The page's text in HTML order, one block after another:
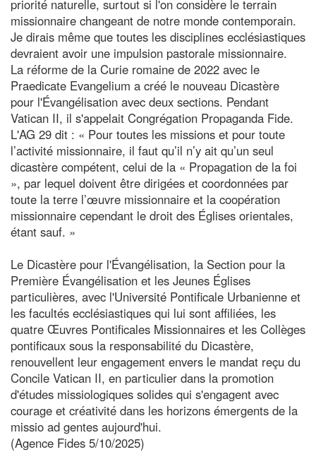
priorité naturelle, surtout si l'on considère le terrain
missionnaire changeant de notre monde contemporain.
Je dirais même que toutes les disciplines ecclésiastiques
devraient avoir une impulsion pastorale missionnaire.
La réforme de la Curie romaine de 2022 avec le
Praedicate Evangelium a créé le nouveau Dicastère
pour l'Évangélisation avec deux sections. Pendant
Vatican II, il s'appelait Congrégation Propaganda Fide.
L'AG 29 dit : « Pour toutes les missions et pour toute
l’activité missionnaire, il faut qu’il n’y ait qu’un seul
dicastère compétent, celui de la « Propagation de la foi
», par lequel doivent être dirigées et coordonnées par
toute la terre l’œuvre missionnaire et la coopération
missionnaire cependant le droit des Églises orientales,
étant sauf. »
Le Dicastère pour l'Évangélisation, la Section pour la
Première Évangélisation et les Jeunes Églises
particulières, avec l'Université Pontificale Urbanienne et
les facultés ecclésiastiques qui lui sont affiliées, les
quatre Œuvres Pontificales Missionnaires et les Collèges
pontificaux sous la responsabilité du Dicastère,
renouvellent leur engagement envers le mandat reçu du
Concile Vatican II, en particulier dans la promotion
d'études missiologiques solides qui s'engagent avec
courage et créativité dans les horizons émergents de la
missio ad gentes aujourd'hui.
(Agence Fides 5/10/2025)